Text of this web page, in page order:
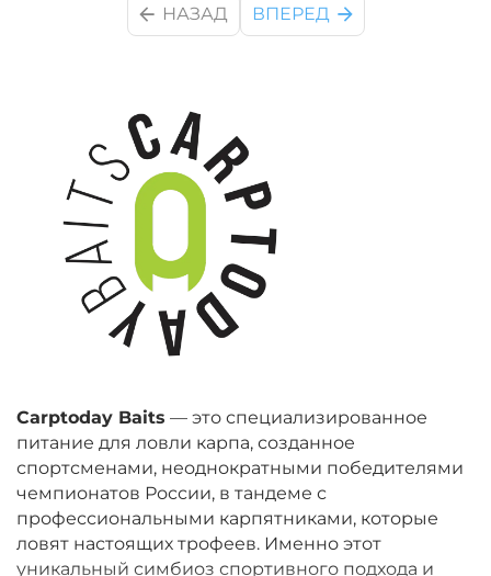
Carptoday Baits — это специализированное
питание для ловли карпа, созданное
спортсменами, неоднократными победителями
чемпионатов России, в тандеме с
профессиональными карпятниками, которые
ловят настоящих трофеев. Именно этот
уникальный симбиоз спортивного подхода и
НАЗАД ВПЕРЕД